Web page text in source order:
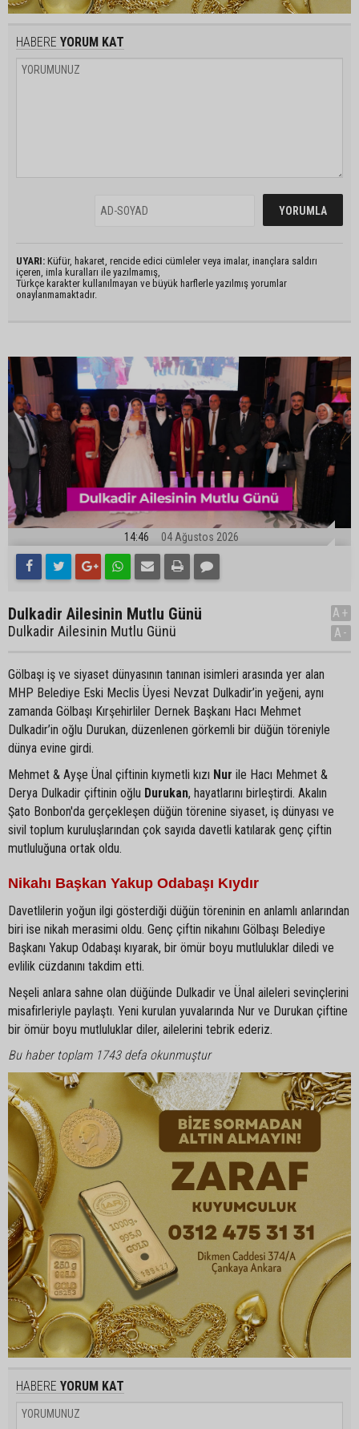
HABERE YORUM KAT
UYARI: Küfür, hakaret, rencide edici cümleler veya imalar, inançlara saldırı
içeren, imla kuralları ile yazılmamış,
Türkçe karakter kullanılmayan ve büyük harflerle yazılmış yorumlar
onaylanmamaktadır.
14:46 04 Ağustos 2026
Dulkadir Ailesinin Mutlu Günü
Dulkadir Ailesinin Mutlu Günü
A+
A-
Gölbaşı iş ve siyaset dünyasının tanınan isimleri arasında yer alan
MHP Belediye Eski Meclis Üyesi Nevzat Dulkadir’in yeğeni, aynı
zamanda Gölbaşı Kırşehirliler Dernek Başkanı Hacı Mehmet
Dulkadir’in oğlu Durukan, düzenlenen görkemli bir düğün töreniyle
dünya evine girdi.
Mehmet & Ayşe Ünal çiftinin kıymetli kızı Nur ile Hacı Mehmet &
Derya Dulkadir çiftinin oğlu Durukan, hayatlarını birleştirdi. Akalın
Şato Bonbon'da gerçekleşen düğün törenine siyaset, iş dünyası ve
sivil toplum kuruluşlarından çok sayıda davetli katılarak genç çiftin
mutluluğuna ortak oldu.
Nikahı Başkan Yakup Odabaşı Kıydır
Davetlilerin yoğun ilgi gösterdiği düğün töreninin en anlamlı anlarından
biri ise nikah merasimi oldu. Genç çiftin nikahını Gölbaşı Belediye
Başkanı Yakup Odabaşı kıyarak, bir ömür boyu mutluluklar diledi ve
evlilik cüzdanını takdim etti.
Neşeli anlara sahne olan düğünde Dulkadir ve Ünal aileleri sevinçlerini
misafirleriyle paylaştı. Yeni kurulan yuvalarında Nur ve Durukan çiftine
bir ömür boyu mutluluklar diler, ailelerini tebrik ederiz.
Bu haber toplam 1743 defa okunmuştur
HABERE YORUM KAT